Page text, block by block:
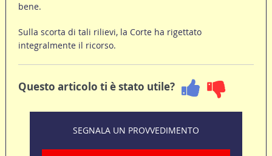
bene.
Sulla scorta di tali rilievi, la Corte ha rigettato
integralmente il ricorso.
Questo articolo ti è stato utile?
SEGNALA UN PROVVEDIMENTO